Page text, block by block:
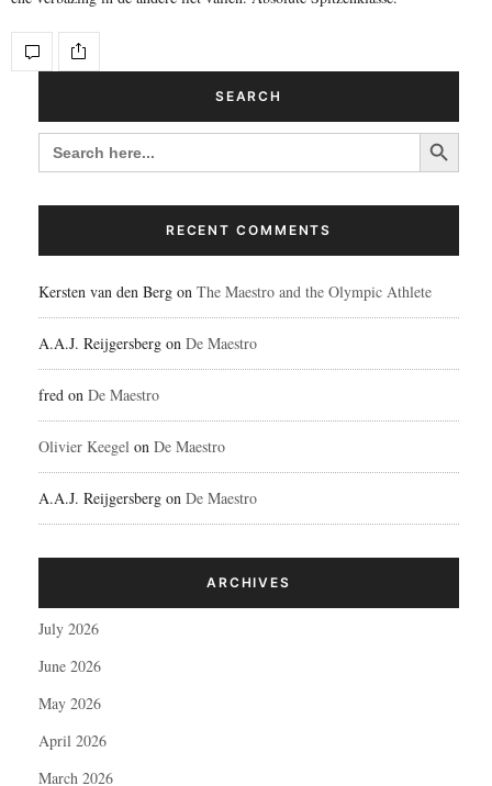
SEARCH
SEARCH
FOR:
Search Button
RECENT COMMENTS
Kersten van den Berg on The Maestro and the Olympic Athlete
A.A.J. Reijgersberg on De Maestro
fred on De Maestro
Olivier Keegel on De Maestro
A.A.J. Reijgersberg on De Maestro
ARCHIVES
July 2026
June 2026
May 2026
April 2026
March 2026